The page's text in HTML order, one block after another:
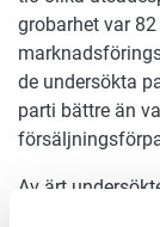
grobarhet var
de undersökta
parti bättre än
Av ärt
av sockerärt.